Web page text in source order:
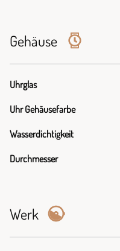
Gehäuse
Uhrglas
Uhr Gehäusefarbe
Wasserdichtigkeit
Durchmesser
Werk